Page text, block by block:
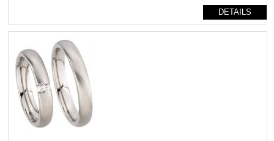
DETAILS